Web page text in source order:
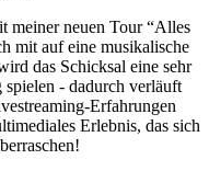
meiner neuen Tour “Alles
mit auf eine musikalische
das Schicksal eine sehr
- dadurch verläuft
Erfahrungen
Erlebnis, das sich